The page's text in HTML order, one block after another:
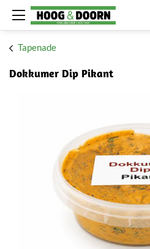
Tapenade
Dokkumer Dip Pikant